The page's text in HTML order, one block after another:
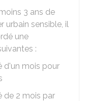
3 ans de
urbain sensible, il
une
:
d'un mois pour
de 2 mois par